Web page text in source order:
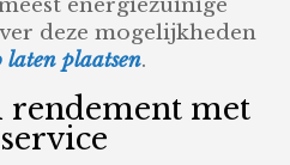
energiezuinige
deze mogelijkheden
plaatsen.
met